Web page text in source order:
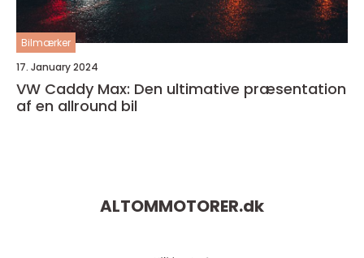
Bilmærker
17. January 2024
VW Caddy Max: Den ultimative præsentation
af en allround bil
ALTOMMOTORER.dk